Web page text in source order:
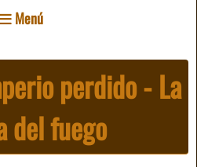
Menú
perdido - La
del fuego